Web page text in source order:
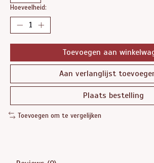
Hoeveelheid:
Toevoegen aan
Aan verlanglijst
Plaats bestelling
Toevoegen om te vergelijken